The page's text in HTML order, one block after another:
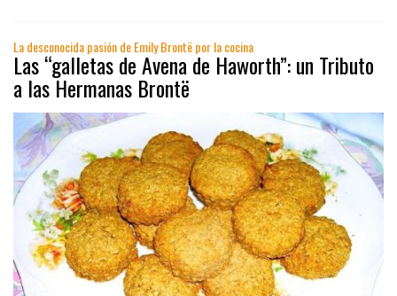
La desconocida pasión de Emily Brontë por la cocina
Las “galletas de Avena de Haworth”: un Tributo
a las Hermanas Brontë